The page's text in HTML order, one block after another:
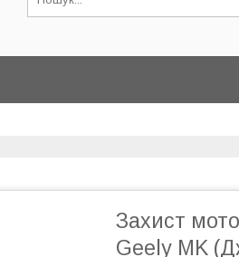
Захист
Geely MK